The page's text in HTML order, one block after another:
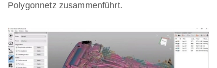
Polygonnetz zusammenführt.